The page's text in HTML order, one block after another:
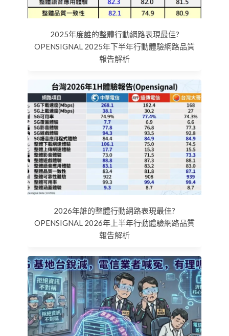
2025年度誰的整體行動網路表現最佳?
OPENSIGNAL 2025年下半年行動體驗網路品質
報告解析
2026年誰的整體行動網路表現最佳?
OPENSIGNAL 2026年上半年行動體驗網路品質
報告解析